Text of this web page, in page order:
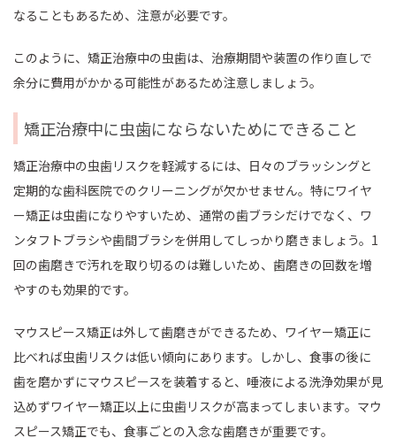
なることもあるため、注意が必要です。
このように、矯正治療中の虫歯は、治療期間や装置の作り直しで
余分に費用がかかる可能性があるため注意しましょう。
矯正治療中に虫歯にならないためにできること
矯正治療中の虫歯リスクを軽減するには、日々のブラッシングと
定期的な歯科医院でのクリーニングが欠かせません。特にワイヤ
ー矯正は虫歯になりやすいため、通常の歯ブラシだけでなく、ワ
ンタフトブラシや歯間ブラシを併用してしっかり磨きましょう。1
回の歯磨きで汚れを取り切るのは難しいため、歯磨きの回数を増
やすのも効果的です。
マウスピース矯正は外して歯磨きができるため、ワイヤー矯正に
比べれば虫歯リスクは低い傾向にあります。しかし、食事の後に
歯を磨かずにマウスピースを装着すると、唾液による洗浄効果が見
込めずワイヤー矯正以上に虫歯リスクが高まってしまいます。マウ
スピース矯正でも、食事ごとの入念な歯磨きが重要です。